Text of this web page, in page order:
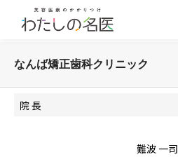
なんば矯正歯科クリニック
院 長
難波 一司